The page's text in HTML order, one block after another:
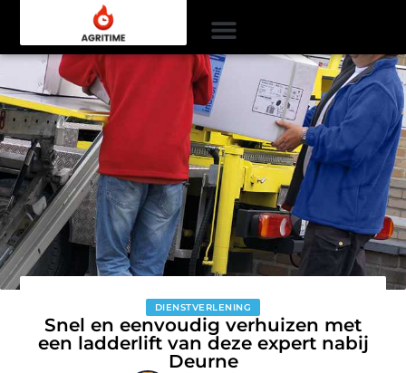
DIENSTVERLENING
Snel en eenvoudig verhuizen met
een ladderlift van deze expert nabij
Deurne